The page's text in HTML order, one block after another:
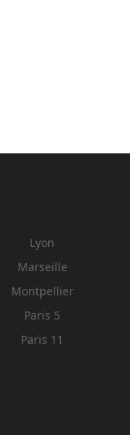
Lyon
Marseille
Montpellier
Paris 5
Paris 11